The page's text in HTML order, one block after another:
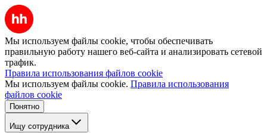
Мы используем файлы cookie, чтобы обеспечивать
правильную работу нашего веб-сайта и анализировать сетевой
трафик.
Правила использования файлов cookie
Мы используем файлы cookie. Правила использования
файлов cookie
Понятно
Ищу сотрудника